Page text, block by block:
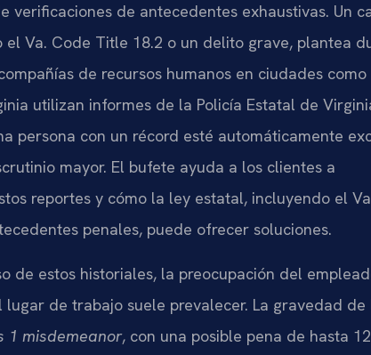
de antecedentes exhaustivas. Un
Va. Code Title 18.2 o un delito grave, plantea
de recursos humanos en ciudades como
utilizan informes de la Policía Estatal de
persona con un récord esté automáticamente
mayor. El bufete ayuda a los clientes a
reportes y cómo la ley estatal, incluyendo el
penales, puede ofrecer soluciones.
de estos historiales, la preocupación del
de trabajo suele prevalecer. La gravedad de
1 misdemeanor, con una posible pena de hasta 12